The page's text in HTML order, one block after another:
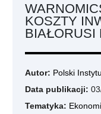
KOSZTY
BIAŁORUSI
Autor: Polski
Data publikacji:
Tematyka: